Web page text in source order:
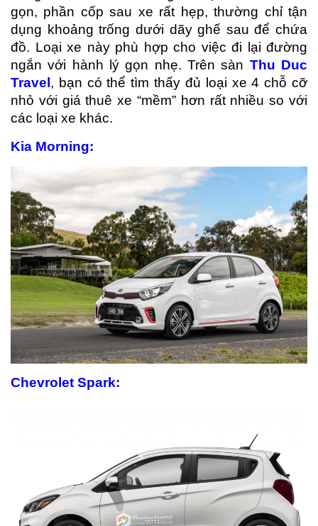
gọn, phần cốp sau xe rất hẹp, thường chỉ tận
dụng khoảng trống dưới dãy ghế sau để chứa
đồ. Loại xe này phù hợp cho việc đi lại đường
ngắn với hành lý gọn nhẹ. Trên sàn Thu Duc
Travel, bạn có thể tìm thấy đủ loại xe 4 chỗ cỡ
nhỏ với giá thuê xe “mềm” hơn rất nhiều so với
các loại xe khác.
Kia Morning:
Chevrolet Spark: